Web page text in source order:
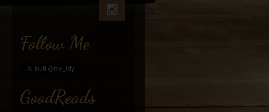
Follow Me
GoodReads